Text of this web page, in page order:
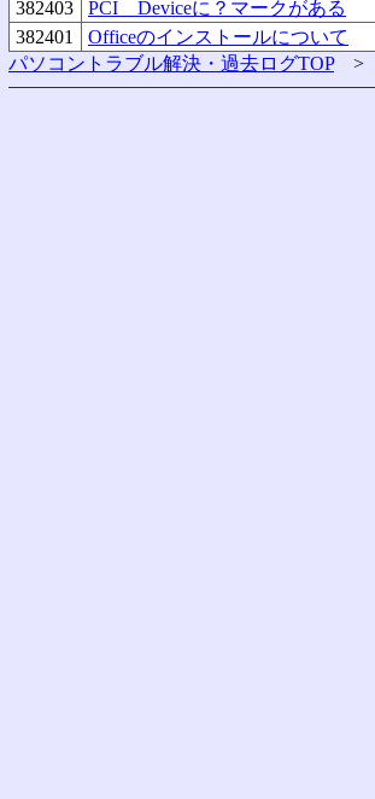
382403
PCI Deviceに？マークがある
382401
Officeのインストールについて
パソコントラブル解決・過去ログTOP>